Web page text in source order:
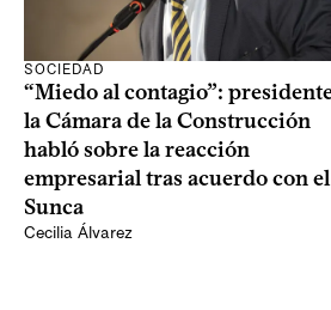
SOCIEDAD
“Miedo al contagio”:
la Cámara de la Construcción
habló sobre la reacción
empresarial tras acuerdo con el
Sunca
Cecilia Álvarez